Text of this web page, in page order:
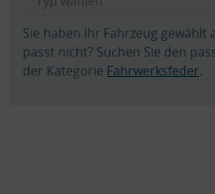
Sie haben Ihr Fahrzeug gewählt
passt nicht? Suchen Sie den
der Kategorie Fahrwerksfeder.